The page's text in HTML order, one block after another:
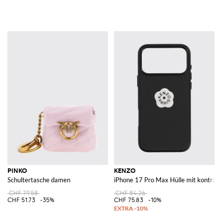
PINKO
Schultertasche damen
CHF 79.58
CHF 51.73
-35%
KENZO
iPhone 17 Pro Max Hülle mit
CHF 84.26
CHF 75.83
-10%